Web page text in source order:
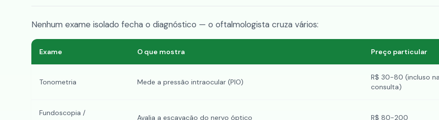
Nenhum exame isolado fecha o diagnóstico — o oftalmologista cruza vários:
Exame O que mostra Preço particular
Tonometria Mede a pressão intraocular (PIO)
R$ 30-80 (incluso
consulta)
Fundoscopia /
Avalia a escavação do nervo óptico R$ 80-200